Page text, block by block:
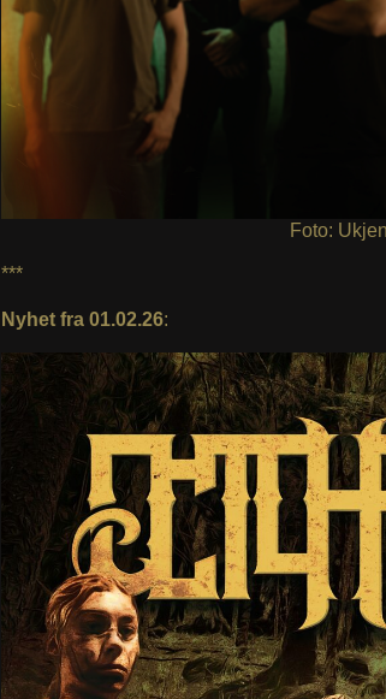
Foto:
***
Nyhet fra 01.02.26: